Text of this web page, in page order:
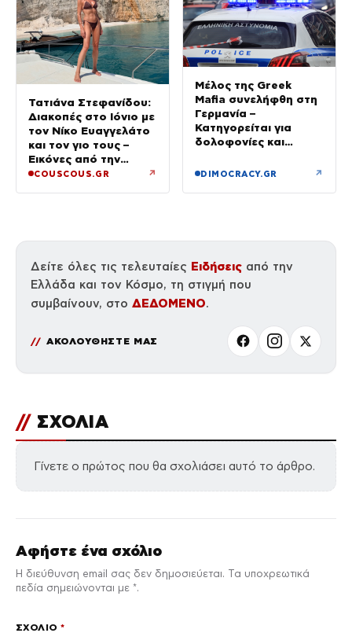
Τατιάνα Στεφανίδου:
Διακοπές στο Ιόνιο με
τον Νίκο Ευαγγελάτο
και τον γιο τους –
Εικόνες από την
Κεφαλονιά
COUSCOUS.GR ↗
Μέλος της Greek
Mafia συνελήφθη στη
Γερμανία –
Κατηγορείται για
δολοφονίες και
DIMOCRACY.GR ↗
Δείτε όλες τις τελευταίες Ειδήσεις από την
Ελλάδα και τον Κόσμο, τη στιγμή που
συμβαίνουν, στο ΔΕΔΟΜΕΝΟ.
ΑΚΟΛΟΥΘΗΣΤΕ ΜΑΣ
// ΣΧΟΛΙΑ
Γίνετε ο πρώτος που θα σχολιάσει αυτό το άρθρο.
Αφήστε ένα σχόλιο
Η διεύθυνση email σας δεν δημοσιεύεται. Τα υποχρεωτικά
πεδία σημειώνονται με *.
ΣΧΌΛΙΟ*